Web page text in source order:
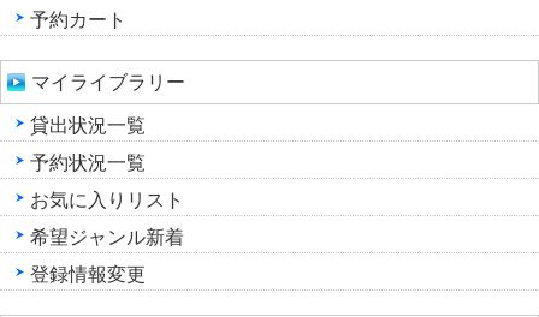
予約カート
マイライブラリー
貸出状況一覧
予約状況一覧
お気に入りリスト
希望ジャンル新着
登録情報変更